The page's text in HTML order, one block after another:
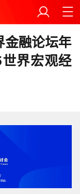
融论坛年